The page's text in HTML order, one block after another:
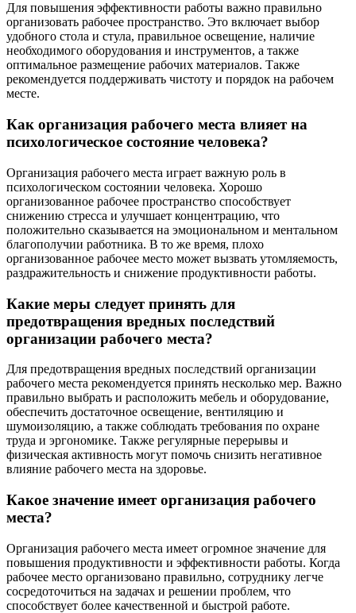
Для повышения эффективности работы важно правильно
организовать рабочее пространство. Это включает выбор
удобного стола и стула, правильное освещение, наличие
необходимого оборудования и инструментов, а также
оптимальное размещение рабочих материалов. Также
рекомендуется поддерживать чистоту и порядок на рабочем
месте.
Как организация рабочего места влияет на
психологическое состояние человека?
Организация рабочего места играет важную роль в
психологическом состоянии человека. Хорошо
организованное рабочее пространство способствует
снижению стресса и улучшает концентрацию, что
положительно сказывается на эмоциональном и ментальном
благополучии работника. В то же время, плохо
организованное рабочее место может вызвать утомляемость,
раздражительность и снижение продуктивности работы.
Какие меры следует принять для
предотвращения вредных последствий
организации рабочего места?
Для предотвращения вредных последствий организации
рабочего места рекомендуется принять несколько мер. Важно
правильно выбрать и расположить мебель и оборудование,
обеспечить достаточное освещение, вентиляцию и
шумоизоляцию, а также соблюдать требования по охране
труда и эргономике. Также регулярные перерывы и
физическая активность могут помочь снизить негативное
влияние рабочего места на здоровье.
Какое значение имеет организация рабочего
места?
Организация рабочего места имеет огромное значение для
повышения продуктивности и эффективности работы. Когда
рабочее место организовано правильно, сотруднику легче
сосредоточиться на задачах и решении проблем, что
способствует более качественной и быстрой работе.